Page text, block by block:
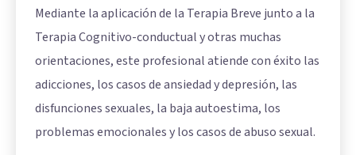
Mediante la aplicación de la Terapia Breve junto a la
Terapia Cognitivo-conductual y otras muchas
orientaciones, este profesional atiende con éxito las
adicciones, los casos de ansiedad y depresión, las
disfunciones sexuales, la baja autoestima, los
problemas emocionales y los casos de abuso sexual.